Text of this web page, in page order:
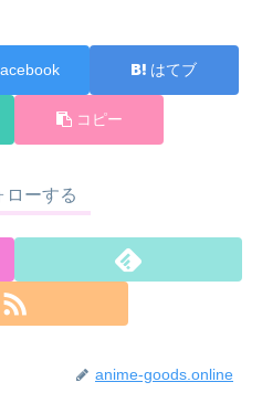
はてブ
コピー
ローする
anime-goods.online